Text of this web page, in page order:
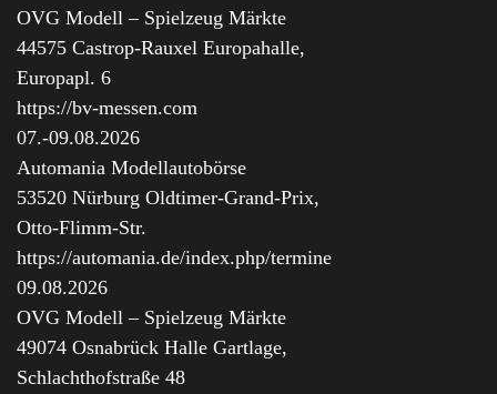
OVG Modell – Spielzeug Märkte
44575 Castrop-Rauxel Europahalle,
Europapl. 6
https://bv-messen.com
07.-09.08.2026
Automania Modellautobörse
53520 Nürburg Oldtimer-Grand-Prix,
Otto-Flimm-Str.
https://automania.de/index.php/termine
09.08.2026
OVG Modell – Spielzeug Märkte
49074 Osnabrück Halle Gartlage,
Schlachthofstraße 48